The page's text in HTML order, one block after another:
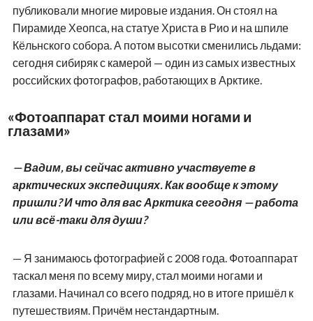
публиковали многие мировые издания. Он стоял на
Пирамиде Хеопса, на статуе Христа в Рио и на шпиле
Кёльнского собора. А потом высотки сменились льдами:
сегодня сибиряк с камерой — один из самых известных
российских фотографов, работающих в Арктике.
«Фотоаппарат стал моими ногами и
глазами»
— Вадим, вы сейчас активно участвуете в
арктических экспедициях. Как вообще к этому
пришли? И что для вас Арктика сегодня — работа
или всё-таки для души?
— Я занимаюсь фотографией с 2008 года. Фотоаппарат
таскал меня по всему миру, стал моими ногами и
глазами. Начинал со всего подряд, но в итоге пришёл к
путешествиям. Причём нестандартным.